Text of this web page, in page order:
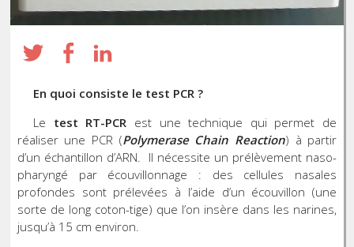
En quoi consiste le test PCR ?
Le test RT-PCR est une technique qui permet de
réaliser une PCR (Polymerase Chain Reaction) à partir
d’un échantillon d’ARN. Il nécessite un prélèvement naso-
pharyngé par écouvillonnage : des cellules nasales
profondes sont prélevées à l’aide d’un écouvillon (une
sorte de long coton-tige) que l’on insère dans les narines,
jusqu’à 15 cm environ.